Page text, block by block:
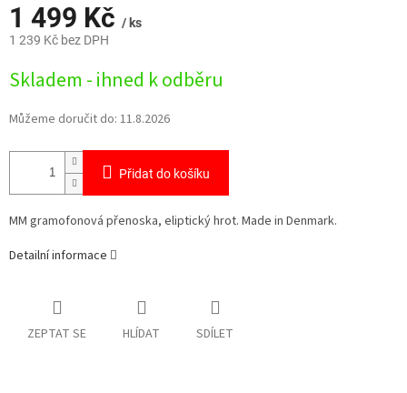
1 499 Kč / ks
1 239 Kč bez DPH
cena:
Skladem - ihned k odběru
Můžeme doručit do: 11.8.2026
Přidat do košíku
MM gramofonová přenoska, eliptický hrot. Made in Denmark.
Detailní informace
ZEPTAT SE HLÍDAT SDÍLET